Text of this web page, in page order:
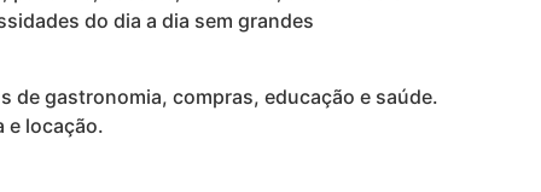
do dia a dia sem grandes
de gastronomia, compras, educação e saúde.
e locação.